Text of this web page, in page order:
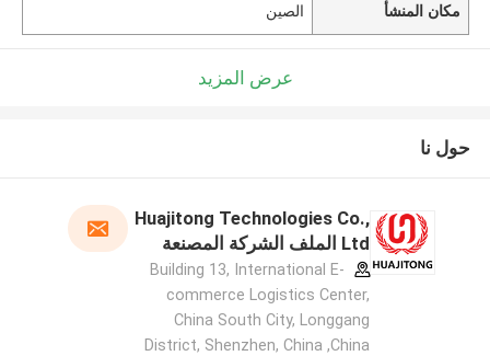
مكان المنشأ الصين
عرض المزيد
حول نا
Huajitong Technologies Co.,
Ltd الملف الشركة المصنعة
Building 13, International E-
commerce Logistics Center,
China South City, Longgang
District, Shenzhen, China ,China